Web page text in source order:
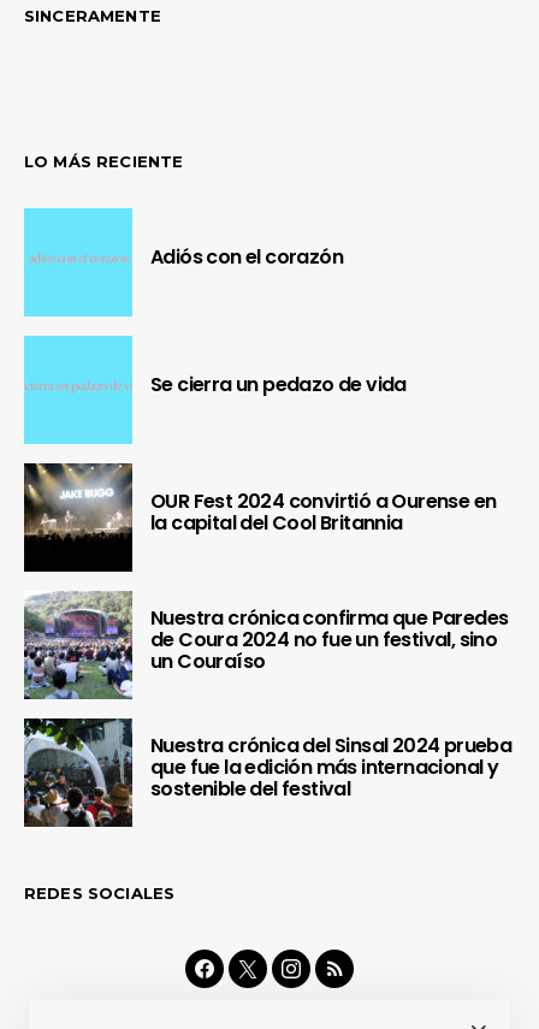
SINCERAMENTE
LO MÁS RECIENTE
Adiós con el corazón
Se cierra un pedazo de vida
OUR Fest 2024 convirtió a Ourense en
la capital del Cool Britannia
Nuestra crónica confirma que Paredes
de Coura 2024 no fue un festival, sino
un Couraíso
Nuestra crónica del Sinsal 2024 prueba
que fue la edición más internacional y
sostenible del festival
REDES SOCIALES